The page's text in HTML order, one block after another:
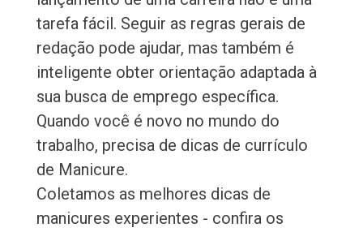
tarefa fácil. Seguir as regras gerais de
redação pode ajudar, mas também é
inteligente obter orientação adaptada à
sua busca de emprego específica.
Quando você é novo no mundo do
trabalho, precisa de dicas de currículo
de Manicure.
Coletamos as melhores dicas de
manicures experientes - confira os